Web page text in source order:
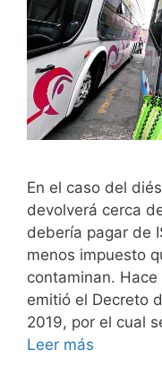
En el caso del
devolverá cerca
debería pagar de
menos impuesto
contaminan.
emitió el Decreto
2019, por el cual
Leer más